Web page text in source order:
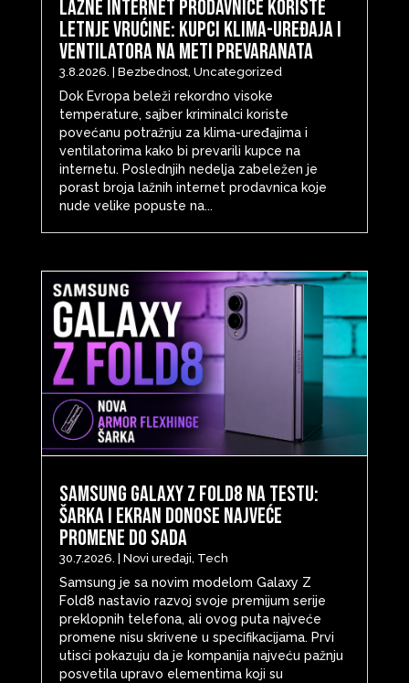
Lažne internet prodavnice koriste
letnje vrućine: Kupci klima-uređaja i
ventilatora na meti prevaranata
3.8.2026. Bezbednost, Uncategorized
Dok Evropa beleži rekordno visoke
temperature, sajber kriminalci koriste
povećanu potražnju za klima-uređajima i
ventilatorima kako bi prevarili kupce na
internetu. Poslednjih nedelja zabeležen je
porast broja lažnih internet prodavnica koje
nude velike popuste na...
Samsung Galaxy Z Fold8 na testu:
šarka i ekran donose najveće
promene do sada
30.7.2026. Novi uređaji Tech
Samsung je sa novim modelom Galaxy Z
Fold8 nastavio razvoj svoje premijum serije
preklopnih telefona, ali ovog puta najveće
promene nisu skrivene u specifikacijama. Prvi
utisci pokazuju da je kompanija najveću pažnju
posvetila upravo elementima koji su